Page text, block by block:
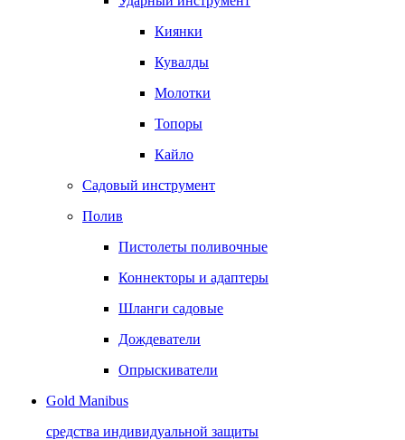
Киянки
Кувалды
Молотки
Топоры
Кайло
Садовый инструмент
Полив
Пистолеты поливочные
Коннекторы и адаптеры
Шланги садовые
Дождеватели
Опрыскиватели
Gold Manibus
средства индивидуальной защиты